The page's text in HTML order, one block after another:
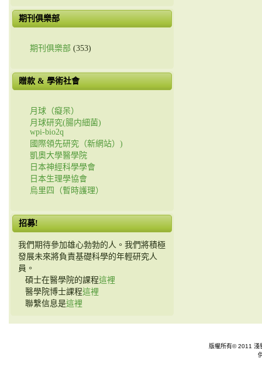
的
新
期刊俱樂部
期刊俱樂部 (353)
贈款 & 學術社會
月球（癡呆）
月球研究(腸内細菌)
wpi-bio2q
國際領先研究（新網站）)
凱奧大學醫學院
日本神經科學學會
日本生理學協會
烏里四（暫時護理）
招募!
我們期待參加雄心勃勃的人。我們將積極
發展未來將負責基礎科學的年輕研究人
員。
碩士在醫學院的課程這裡
醫學院博士課程這裡
聯繫信息是這裡
版權所有© 2011 淺